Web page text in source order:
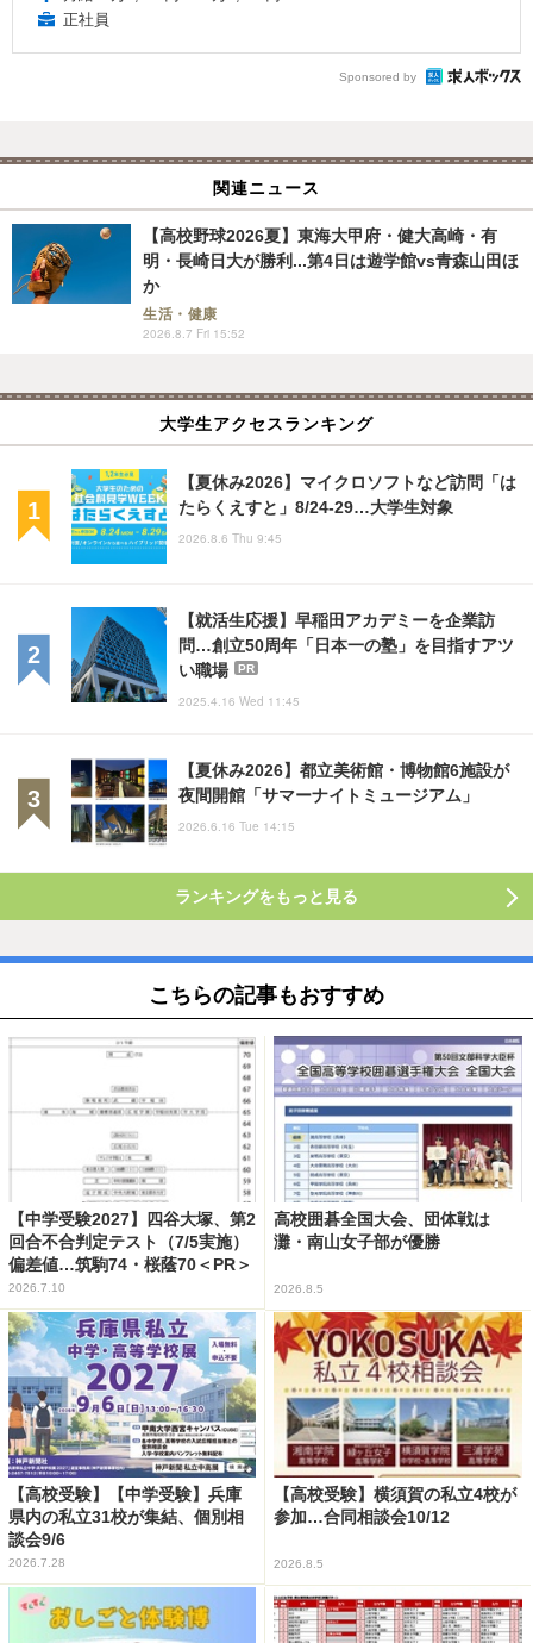
正社員
Sponsored by
関連ニュース
【高校野球2026夏】東海大甲府・健大高崎・有
明・長崎日大が勝利...第4日は遊学館vs青森山田ほ
か
生活・健康
2026.8.7 Fri 15:52
大学生アクセスランキング
【夏休み2026】マイクロソフトなど訪問「は
たらくえすと」8/24-29…大学生対象
2026.8.6 Thu 9:45
【就活生応援】早稲田アカデミーを企業訪
問…創立50周年「日本一の塾」を目指すアツ
い職場
PR
2025.4.16 Wed 11:45
【夏休み2026】都立美術館・博物館6施設が
夜間開館「サマーナイトミュージアム」
2026.6.16 Tue 14:15
ランキングをもっと見る
こちらの記事もおすすめ
【中学受験2027】四谷大塚、第2
回合不合判定テスト（7/5実施）
偏差値…筑駒74・桜蔭70＜PR＞
2026.7.10
高校囲碁全国大会、団体戦は
灘・南山女子部が優勝
2026.8.5
【高校受験】【中学受験】兵庫
県内の私立31校が集結、個別相
談会9/6
2026.7.28
【高校受験】横須賀の私立4校が
参加…合同相談会10/12
2026.8.5